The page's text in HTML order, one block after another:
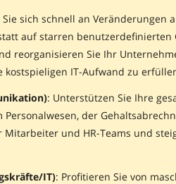
Sie sich schnell an Veränderungen
auf starren benutzerdefinierten
reorganisieren Sie Ihr
IT-Aufwand zu
: Unterstützen Sie Ihre
der
und HR-Teams und
IT): Profitieren Sie von